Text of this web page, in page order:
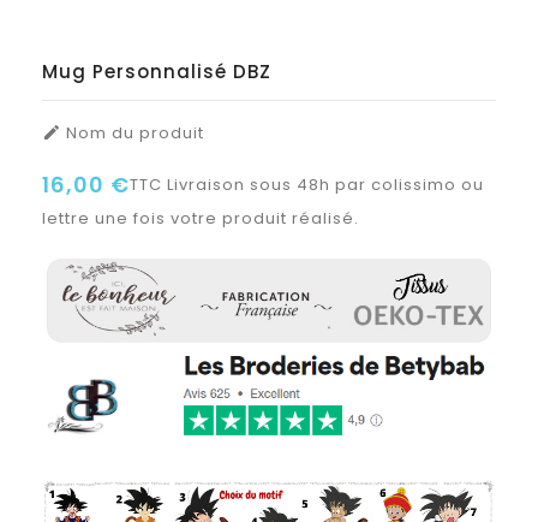
Mug Personnalisé DBZ
 Nom du produit
16,00 €TTC Livraison sous 48h par colissimo ou
lettre une fois votre produit réalisé.